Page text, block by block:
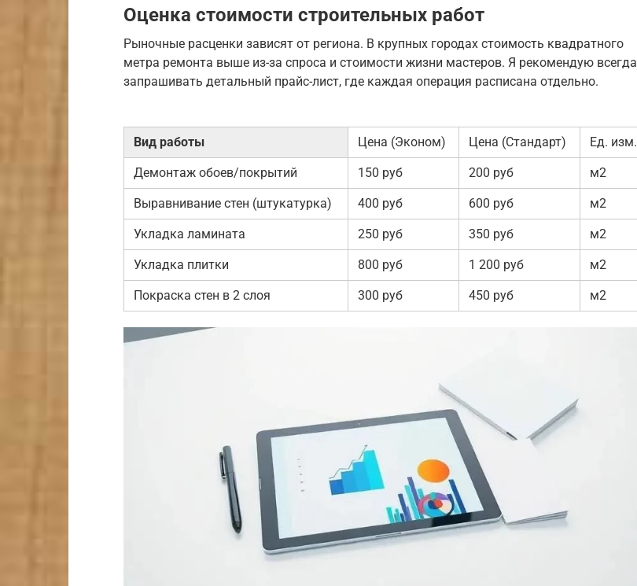
Оценка стоимости строительных работ
Рыночные расценки зависят от региона. В крупных городах стоимость квадратного
метра ремонта выше из-за спроса и стоимости жизни мастеров. Я рекомендую всегда
запрашивать детальный прайс-лист, где каждая операция расписана отдельно.
Вид работы Цена (Эконом) Цена (Стандарт) Ед. изм.
Демонтаж обоев/покрытий 150 руб 200 руб м2
Выравнивание стен (штукатурка) 400 руб 600 руб м2
Укладка ламината 250 руб 350 руб м2
Укладка плитки 800 руб 1 200 руб м2
Покраска стен в 2 слоя 300 руб 450 руб м2